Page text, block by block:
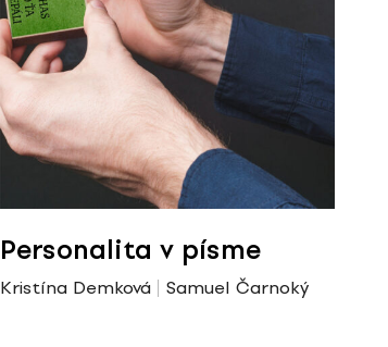
Personalita v písme
Kristína Demková Samuel Čarnoký